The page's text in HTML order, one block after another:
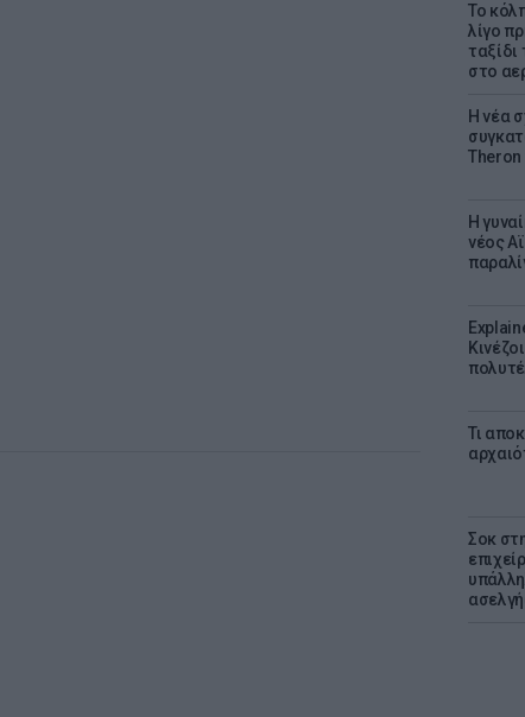
Το
λίγο
στο
Η νέα
Theron
Η
νέος
Τι
Σοκ